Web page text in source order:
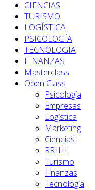
CIENCIAS
TURISMO
LOGÍSTICA
PSICOLOGÍA
TECNOLOGÍA
FINANZAS
Masterclass
Open Class
Psicología
Empresas
Logística
Marketing
Ciencias
RRHH
Turismo
Finanzas
Tecnología